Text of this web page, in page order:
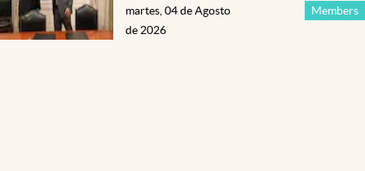
Members
martes, 04 de Agosto
de 2026